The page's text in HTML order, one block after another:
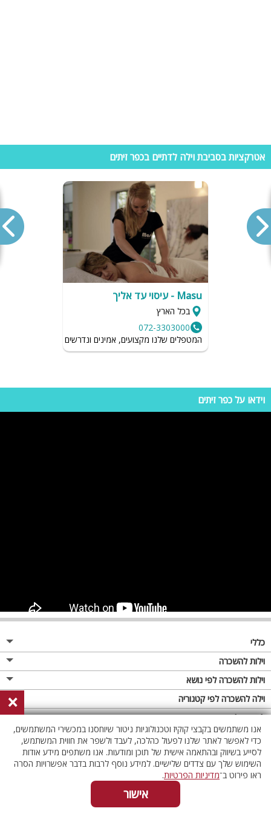
• מספר חדרים: ישנם נופשים שמעוניינים בנוחות ולא יהיו מוכנים להיזרק על
להדגיש כי מחיר הווילה נקבע לפי כמות החדרים ויש שיעדיפו לשלם פחות
ולישון במזרונים על הרצפה.
• בריכה: חשוב לדאוג שהבריכה תהיה מובנת (בתוך האדמה) ולא בריכת
אינטקס קטנה שלא תכיל את כולם. כשמדובר בחופשה משפחתית כדאי
להזמין וילה עם בריכה מגודרת ובכך למנוע מהילדים גישה ישירה אל הבריכה,
ולמנוע סכנות.
• ניקיון ותחזוקה: לא משנה כמה אטרקציות הווילה תכלול או מיקומה המושלם,
אם תחזוקת הווילה לא כמו שצריך, הכל מתגמד ונעלם כשהניקיון לא ברמה
הנכונה. לכן חשוב לקרוא חוות דעת על המתחם הרצוי ולהגיע בראש שקט.
אטרקציות בסביבת וילה לדתיים בכפר זיתים
Masu - עיסוי עד אליך
בכל הארץ
072-3303000
המטפלים שלנו מקצועים, אמינים ונדרשים לשמור על רמת
וידאו על כפר זיתים
כללי
מגזין
פרסום באתר
תקנון
מדיניות פרטיות
וילות להשכרה
וילות בצפון
וילות במרכז
וילות בדרום
וילות באילת
וילות בשרון
וילות באזור החרמון
וילות להשכרה לפי נושא
וילה לזוגות
וילות למשפחות
וילות לציבור הדתי
אירוח דרוזי
וילות למסיבות
וילה להשכרה לפי קטגוריה
וילות עם בריכה
וילה עם בריכה מחוממת
וילה עם בריכה מחוממת מקורה
וילות עם סאונה
לופטים להשכרה
לופט
לופטים בצפון
לופטים בדרום
×
אנו משתמשים בקבצי קוקיז וטכנולוגיות ניטור שיוחסנו במכשירי המשתמשים,
כדי לאפשר לאתר שלנו לפעול כהלכה, לעבד ולשפר את חווית המשתמש,
לסייע בשיווק ובהתאמה אישית של תוכן ומודעות. אנו משתפים מידע אודות
השימוש שלך עם צדדים שלישיים. למידע נוסף לרבות בדבר אפשרויות הסרה
ראו פירוט ב־מדיניות הפרטיות.
אישור